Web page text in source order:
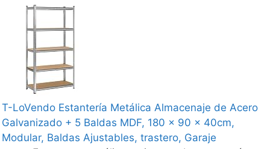
T-LoVendo Estantería Metálica Almacenaje de Acero
Galvanizado + 5 Baldas MDF, 180 x 90 x 40cm,
Modular, Baldas Ajustables, trastero, Garaje